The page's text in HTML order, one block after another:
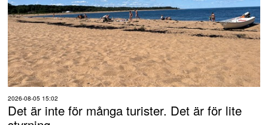
2026-08-05 15:02
Det är inte för många turister. Det är för lite